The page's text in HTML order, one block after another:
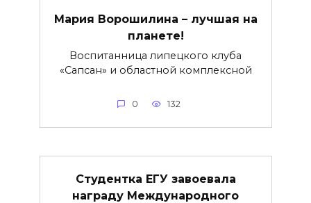
Мария Ворошилина – лучшая на
планете!
Воспитанница липецкого клуба
«Сапсан» и областной комплексной
0 132
Студентка ЕГУ завоевала
награду Международного